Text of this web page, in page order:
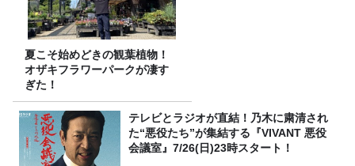
夏こそ始めどきの観葉植物！
オザキフラワーパークが凄す
ぎた！
テレビとラジオが直結！乃木に粛清され
た“悪役たち”が集結する『VIVANT 悪役
会議室』7/26(日)23時スタート！